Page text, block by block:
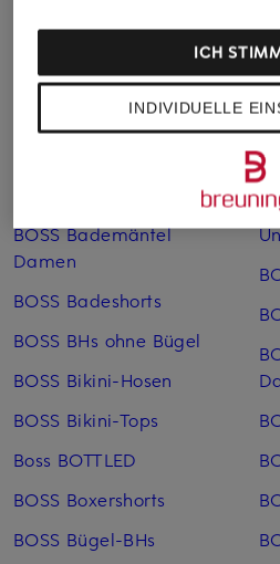
Weitere Kategorien
Blaue BOSS Pullover für
BOSS Bademäntel
Damen
BOSS Badeshorts
BOSS BHs ohne Bügel
BOSS Bikini-Hosen
BOSS Bikini-Tops
Boss BOTTLED
BOSS Boxershorts
BOSS Bügel-BHs
INDIVIDUELLE
ICH